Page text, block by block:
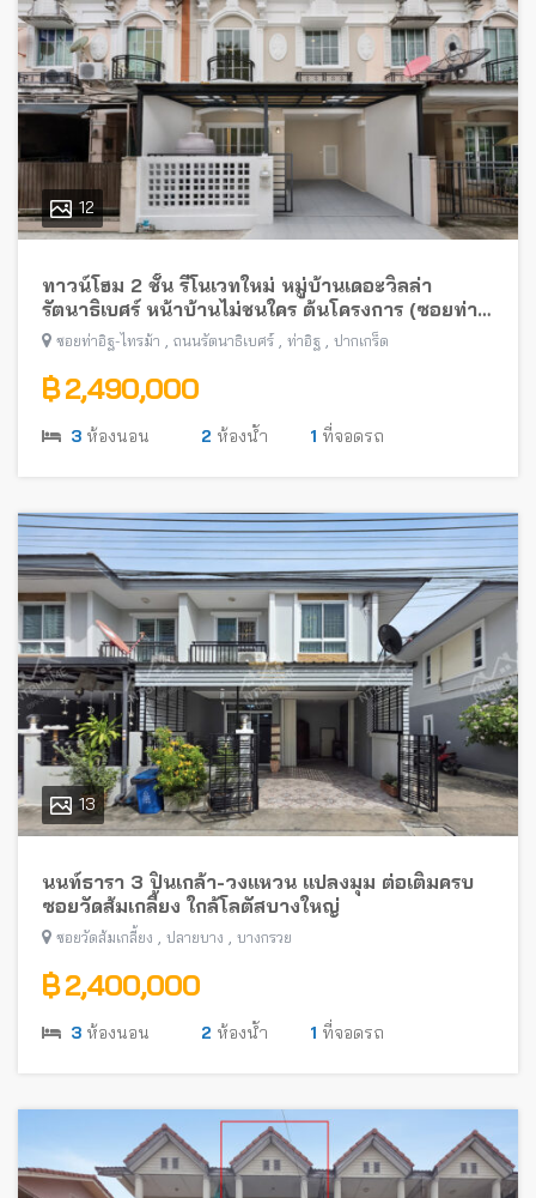
12
ทาวน์โฮม 2 ชั้น รีโนเวทใหม่ หมู่บ้านเดอะวิลล่า
รัตนาธิเบศร์ หน้าบ้านไม่ชนใคร ต้นโครงการ (ซอยท่า
อิฐ-ไทรม้า) พร้อมอยู่ ใกล้รถไฟฟ้าสายสีม่วง
ซอยท่าอิฐ-ไทรม้า , ถนนรัตนาธิเบศร์ , ท่าอิฐ , ปากเกร็ด
฿ 2,490,000
3 ห้องนอน 2 ห้องน้ำ 1 ที่จอดรถ
13
นนท์ธารา 3 ปิ่นเกล้า-วงแหวน แปลงมุม ต่อเติมครบ
ซอยวัดส้มเกลี้ยง ใกล้โลตัสบางใหญ่
ซอยวัดส้มเกลี้ยง ปลายบาง บางกรวย
฿ 2,400,000
3 ห้องนอน 2 ห้องน้ำ 1 ที่จอดรถ